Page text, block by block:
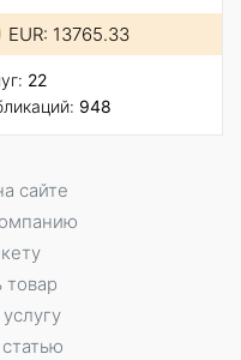
EUR: 13765.33
22
948
сайте
товар